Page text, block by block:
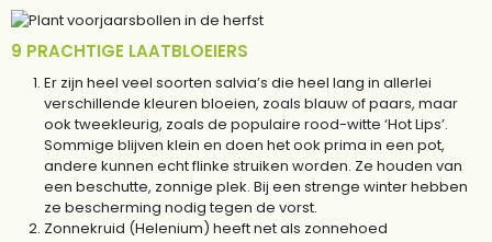
9 PRACHTIGE LAATBLOEIERS
Er zijn heel veel soorten salvia’s die heel lang in allerlei
verschillende kleuren bloeien, zoals blauw of paars, maar
ook tweekleurig, zoals de populaire rood-witte ‘Hot Lips’.
Sommige blijven klein en doen het ook prima in een pot,
andere kunnen echt flinke struiken worden. Ze houden van
een beschutte, zonnige plek. Bij een strenge winter hebben
ze bescherming nodig tegen de vorst.
Zonnekruid (Helenium) heeft net als zonnehoed